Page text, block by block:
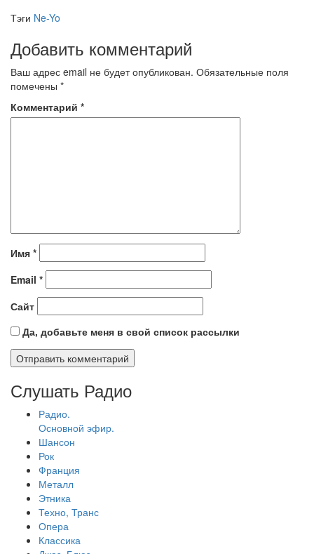
Тэги Ne-Yo
Добавить комментарий
Ваш адрес email не будет опубликован. Обязательные поля
помечены *
Комментарий *
Имя *
Email *
Сайт
Да, добавьте меня в свой список рассылки
Слушать Радио
Радио.
Основной эфир.
Шансон
Рок
Франция
Металл
Этника
Техно, Транс
Опера
Классика